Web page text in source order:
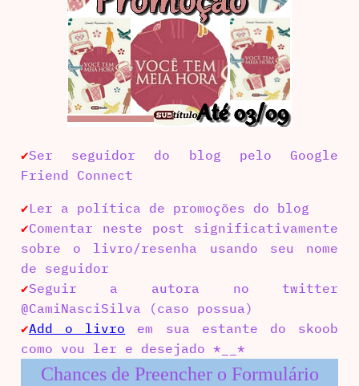
✔Ser seguidor do blog pelo Google
Friend Connect
✔Ler a política de promoções do blog
✔Comentar neste post significativamente
sobre o livro/resenha usando seu nome
de seguidor
✔Seguir a autora no twitter
@CamiNasciSilva (caso possua)
✔Add o livro em sua estante do skoob
como vou ler e desejado *__*
Chances de Preencher o Formulário